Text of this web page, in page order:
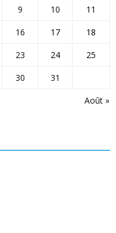
Août »
9 10
11
16 17
18
23 24
25
30 31